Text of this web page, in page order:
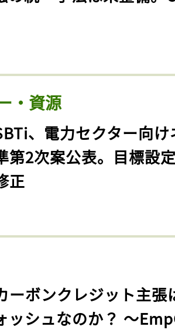
・資源
、電力セクター向
第2次案公表。目標設
正
ーボンクレジット主張
ッシュなのか？ 〜